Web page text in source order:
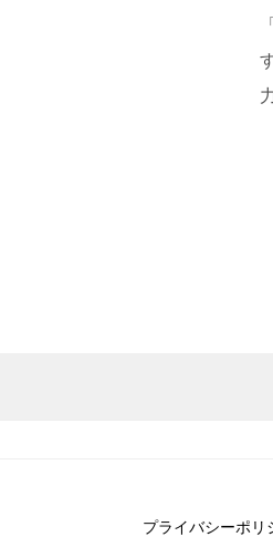
プライバシーポリ